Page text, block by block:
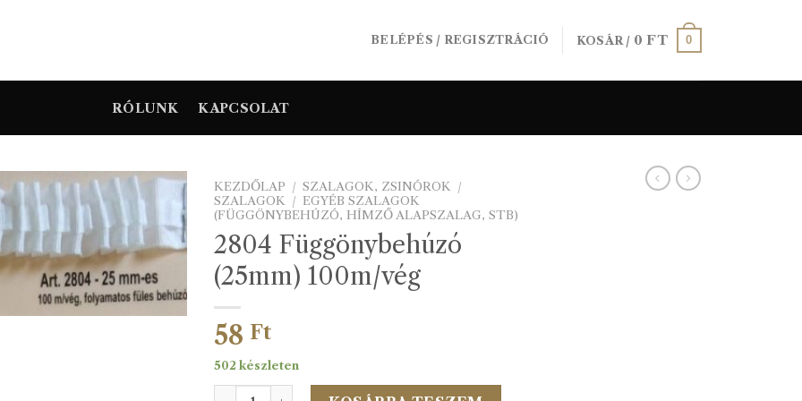
BELÉPÉS / REGISZTRÁCIÓ KOSÁR / 0FT 0
RÓLUNK KAPCSOLAT
KEZDŐLAP / SZALAGOK, ZSINÓROK /
SZALAGOK / EGYÉB SZALAGOK
(FÜGGÖNYBEHÚZÓ, HÍMZŐ ALAPSZALAG, STB)
2804 Függönybehúzó
(25mm) 100m/vég
58 Ft
502 készleten
2804 Függönybehúzó (25mm) 100m/vég mennyiség